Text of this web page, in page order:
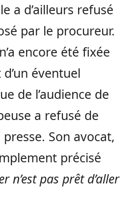
a d’ailleurs refusé
par le procureur.
encore été fixée
éventuel
de l’audience de
a refusé de
Son avocat,
précisé
n’est pas prêt d’aller